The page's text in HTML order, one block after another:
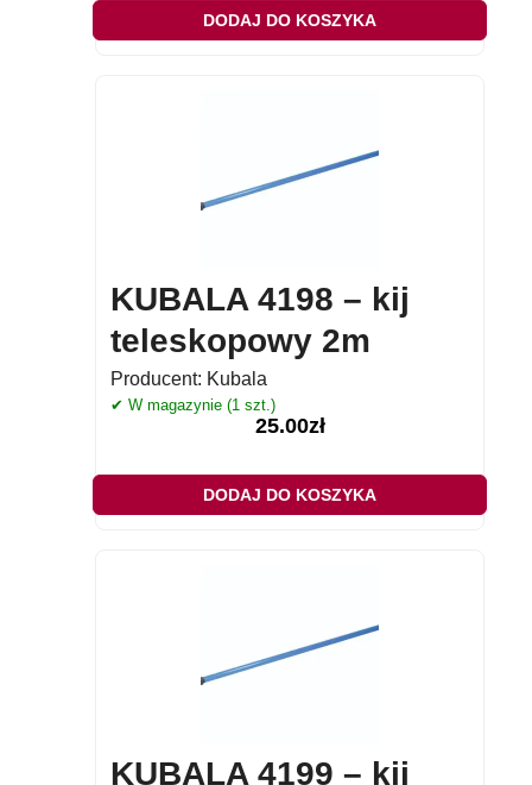
DODAJ DO KOSZYKA
KUBALA 4198 – kij
teleskopowy 2m
Producent: Kubala
✔ W magazynie (1 szt.)
25.00zł
DODAJ DO KOSZYKA
KUBALA 4199 – kij